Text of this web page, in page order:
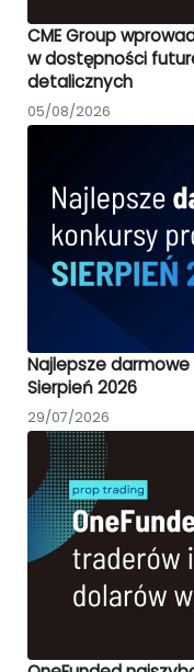
CME Group
w dostępności
detalicznych
05/08/2026
Najlepsze darmowe
Sierpień 2026
29/07/2026